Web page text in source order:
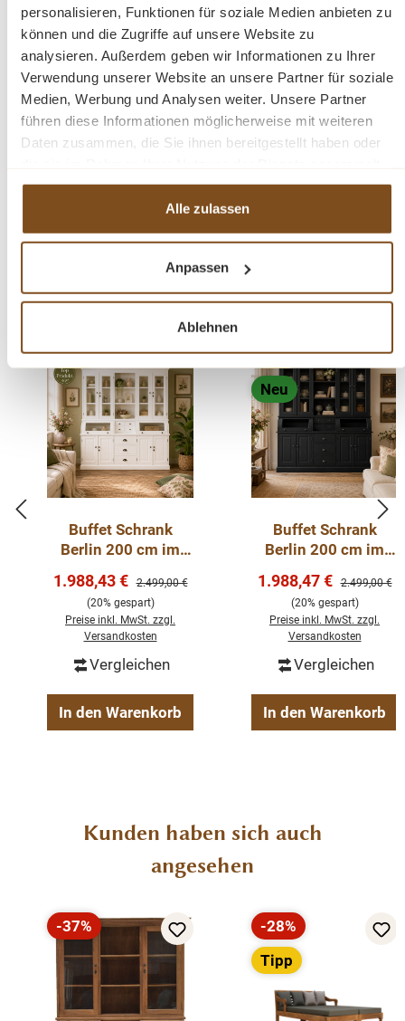
personalisieren, Funktionen für soziale Medien anbieten zu
können und die Zugriffe auf unsere Website zu
analysieren. Außerdem geben wir Informationen zu Ihrer
Verwendung unserer Website an unsere Partner für soziale
Medien, Werbung und Analysen weiter. Unsere Partner
führen diese Informationen möglicherweise mit weiteren
Daten zusammen, die Sie ihnen bereitgestellt haben oder
haben.
Alle zulassen
Anpassen
Ablehnen
fertig montiert
2-teilig
Fragen zum Produkt?
Menü schließen
Produktinformationen "Buffet Schrank 200cm
Dengkleh - recyceltes Teak"
Ein großer Ladenschrank aus alten recycelten Dengkleh
Teakholz. Unsere Teak Landhausmöbel sind hochwertig
und zeitlos. Jedes Möbelstück wird individuell gefertigt.
oberen Bereich mit Glasfront, haben Sie die Möglichkeit
Ihre Dekoartikel, Geschirr und Wohnaccessoires zu
präsentieren. Das zweiteilige Teakholz Buffet ist 200 cm
lang und 215 cm hoch. Unser großer Vitrinenschrank
wird Sie sofort begeistern. Der Schrank passt
hervorragend in ein großes offenes Wohnzimmmer oder
in die neue Wohnküche. Ein massiver Teakholz Schrank
aus altem recyceltem Dengkleh Holz.
Abmessungen: H: 210 cm B: 200 cm T: 40/50 cm
recyceltes Dengkleh-Teak
ein handgefertigtes Unikat
fertig montiert
2-teilig
Ähnliche Produkte
Tipp
Buffet Schrank
Berlin 200 cm im
200 cm
Verkaufspreis:
1.988,43 € Regulärer Preis:
2.499,00 €
(20% gespart)
Preise inkl. MwSt. zzgl.
Versandkosten
Vergleichen
In den Warenkorb
Tipp
Neu
Buffet Schrank
Berlin 200 cm im
Schwarz 200 cm
Verkaufspreis:
1.988,47 € Regulärer
2.499,00 €
(20% gespart)
Preise inkl. MwSt. zzgl.
Versandkosten
Vergleichen
In den Warenkorb
Produktgalerie überspringen
Kunden haben sich auch
angesehen
Rabatt
-37%
Rabatt
-28%
Tipp